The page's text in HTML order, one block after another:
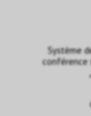
Système
conférence